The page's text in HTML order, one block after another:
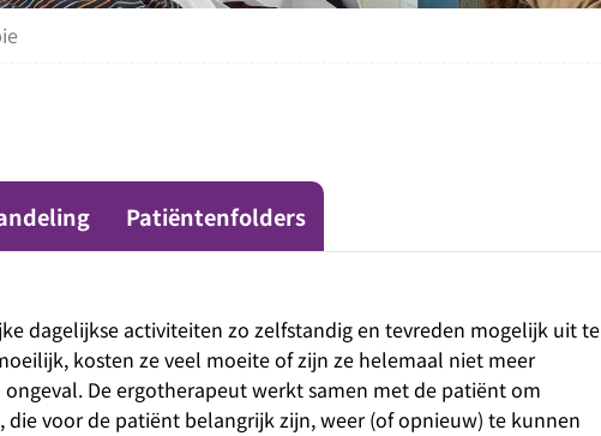
Patiëntenfolders
dagelijkse activiteiten zo zelfstandig en tevreden mogelijk uit te
kosten ze veel moeite of zijn ze helemaal niet meer
De ergotherapeut werkt samen met de patiënt om
voor de patiënt belangrijk zijn, weer (of opnieuw) te kunnen